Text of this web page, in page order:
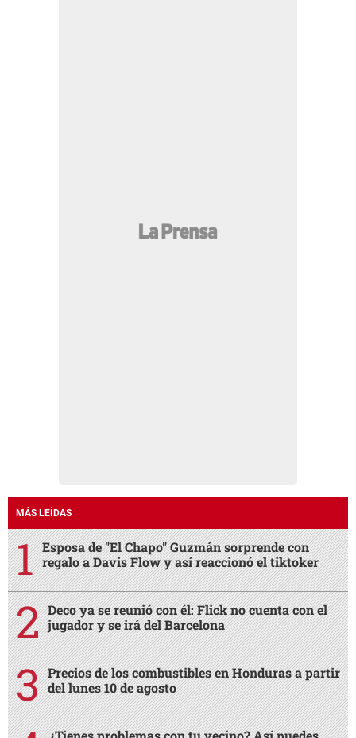
MÁS LEÍDAS
Esposa de "El Chapo" Guzmán sorprende con
regalo a Davis Flow y así reaccionó el tiktoker
Deco ya se reunió con él: Flick no cuenta con el
jugador y se irá del Barcelona
Precios de los combustibles en Honduras a partir
del lunes 10 de agosto